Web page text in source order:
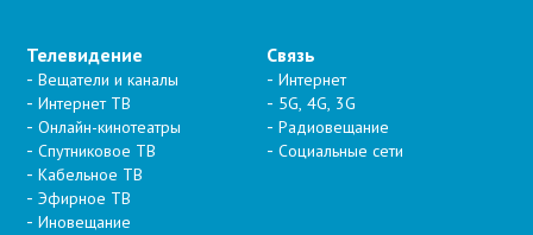
Телевидение
Вещатели и каналы
Интернет ТВ
Онлайн-кинотеатры
Спутниковое ТВ
Кабельное ТВ
Эфирное ТВ
Иновещание
Связь
Интернет
5G, 4G, 3G
Радиовещание
Социальные сети